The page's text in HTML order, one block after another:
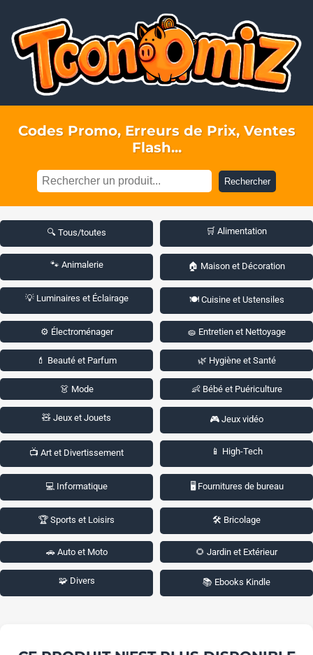
Codes Promo, Erreurs de Prix, Ventes
Flash...
Rechercher
🔍 Tous/toutes 🛒 Alimentation
🐾 Animalerie 🏠 Maison et Décoration
💡 Luminaires et Éclairage 🍽️ Cuisine et Ustensiles
⚙️ Électroménager 🧽 Entretien et Nettoyage
💄 Beauté et Parfum 🌿 Hygiène et Santé
👗 Mode 👶 Bébé et Puériculture
🧸 Jeux et Jouets 🎮 Jeux vidéo
📺 Art et Divertissement 📱 High-Tech
💻 Informatique 🖥️ Fournitures de bureau
🏆 Sports et Loisirs 🛠️ Bricolage
🚗 Auto et Moto 🌻 Jardin et Extérieur
🧩 Divers 📚 Ebooks Kindle